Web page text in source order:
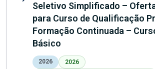
Seletivo Simplificado –
para Curso de Qualificação
Formação Continuada –
Básico
2026
2026